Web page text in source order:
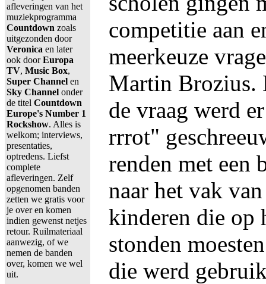
afleveringen van het
muziekprogramma
Countdown zoals
uitgezonden door
Veronica en later
ook doorEuropa
TV, Music Box,
Super Channel en
Sky Channel onder
de titel Countdown
Europe's Number 1
Rockshow. Alles is
welkom; interviews,
presentaties,
optredens. Liefst
complete
afleveringen. Zelf
opgenomen banden
zetten we gratis voor
je over en komen
indien gewenst netjes
retour. Ruilmateriaal
aanwezig, of we
nemen de banden
over, komen we wel
uit.
competitie aan
meerkeuze
Martin Brozius.
de vraag werd
rrrot"
renden met een
naar het vak
kinderen die op
stonden
die werd